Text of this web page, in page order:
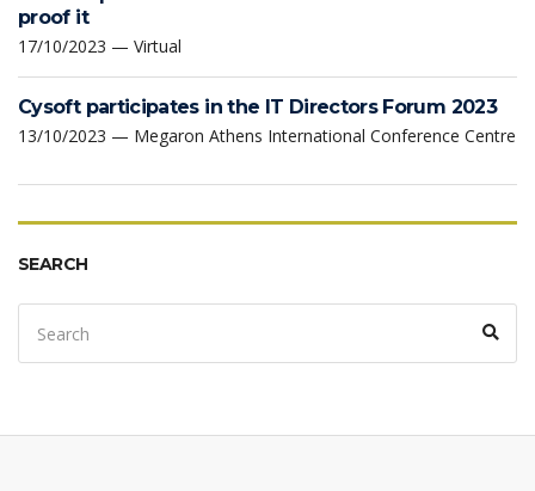
proof it
17/10/2023 — Virtual
Cysoft participates in the IT Directors Forum 2023
13/10/2023 — Megaron Athens International Conference Centre
SEARCH
Search
for: